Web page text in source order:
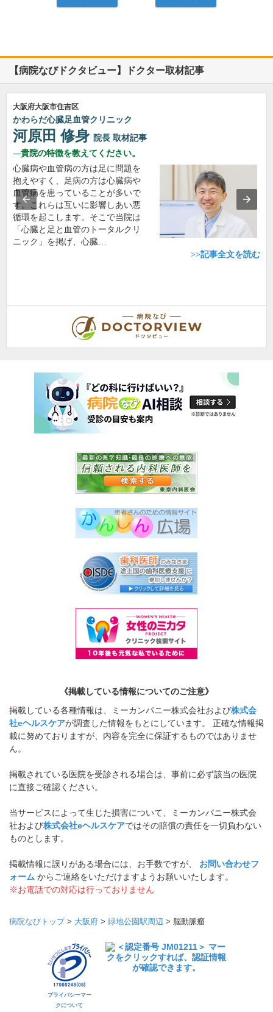
【病院なびドクタビュー】ドクター取材記事
大阪府大阪市住吉区
かわらだ心臓足血管クリニック
河原田 修身 院長 取材記事
貴院の特徴を教えてください。
心臓病や血管病の方は足に問題を
抱えやすく、足病の方は心臓病や
血管病を患っていることが多いで
す。これらは互いに影響しあい悪
循環を起こします。そこで当院は
「心臓と足と血管のトータルクリ
ニック」を掲げ、心臓…
>>記事全文を読む
《掲載している情報についてのご注意》
掲載している各種情報は、ミーカンパニー株式会社および株式会
社eヘルスケアが調査した情報をもとにしています。 正確な情報掲
載に努めておりますが、内容を完全に保証するものではありませ
ん。
掲載されている医院を受診される場合は、事前に必ず該当の医院
に直接ご確認ください。
当サービスによって生じた損害について、ミーカンパニー株式会
社および株式会社eヘルスケアではその賠償の責任を一切負わない
ものとします。
掲載情報に誤りがある場合には、お手数ですが、 お問い合わせフ
ォーム からご連絡をいただけますようお願いいたします。
※お電話での対応は行っておりません
病院なびトップ> 大阪府 > 緑地公園駅周辺 > 脳動脈瘤
プライバシーマー
クについて